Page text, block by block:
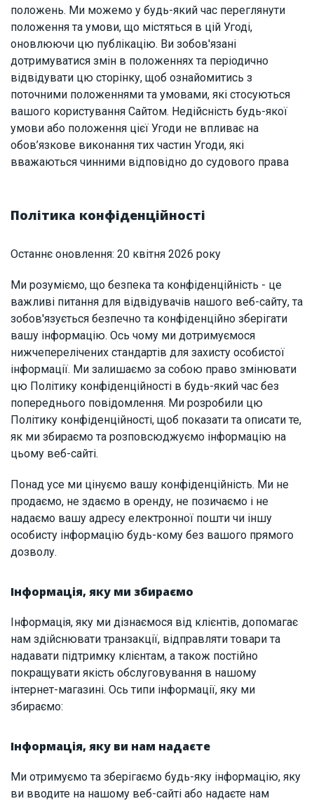
положень. Ми можемо у будь-який час переглянути
положення та умови, що містяться в цій Угоді,
оновлюючи цю публікацію. Ви зобов'язані
дотримуватися змін в положеннях та періодично
відвідувати цю сторінку, щоб ознайомитись з
поточними положеннями та умовами, які стосуються
вашого користування Сайтом. Недійсність будь-якої
умови або положення цієї Угоди не впливає на
обов’язкове виконання тих частин Угоди, які
вважаються чинними відповідно до судового права
Політика конфіденційності
Останнє оновлення: 20 квітня 2026 року
Ми розуміємо, що безпека та конфіденційність - це
важливі питання для відвідувачів нашого веб-сайту, та
зобов'язується безпечно та конфіденційно зберігати
вашу інформацію. Ось чому ми дотримуємося
нижчеперелічених стандартів для захисту особистої
інформації. Ми залишаємо за собою право змінювати
цю Політику конфіденційності в будь-який час без
попереднього повідомлення. Ми розробили цю
Політику конфіденційності, щоб показати та описати те,
як ми збираємо та розповсюджуємо інформацію на
цьому веб-сайті.
Понад усе ми цінуємо вашу конфіденційність. Ми не
продаємо, не здаємо в оренду, не позичаємо і не
надаємо вашу адресу електронної пошти чи іншу
особисту інформацію будь-кому без вашого прямого
дозволу.
Інформація, яку ми збираємо
Інформація, яку ми дізнаємося від клієнтів, допомагає
нам здійснювати транзакції, відправляти товари та
надавати підтримку клієнтам, а також постійно
покращувати якість обслуговування в нашому
інтернет-магазині. Ось типи інформації, яку ми
збираємо:
Інформація, яку ви нам надаєте
Ми отримуємо та зберігаємо будь-яку інформацію, яку
ви вводите на нашому веб-сайті або надаєте нам